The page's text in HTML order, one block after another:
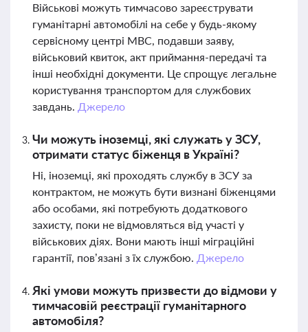
Військові можуть тимчасово зареєструвати
гуманітарні автомобілі на себе у будь-якому
сервісному центрі МВС, подавши заяву,
військовий квиток, акт приймання-передачі та
інші необхідні документи. Це спрощує легальне
користування транспортом для службових
завдань. Джерело
Чи можуть іноземці, які служать у ЗСУ,
отримати статус біженця в Україні?
Ні, іноземці, які проходять службу в ЗСУ за
контрактом, не можуть бути визнані біженцями
або особами, які потребують додаткового
захисту, поки не відмовляться від участі у
військових діях. Вони мають інші міграційні
гарантії, пов’язані з їх службою. Джерело
Які умови можуть призвести до відмови у
тимчасовій реєстрації гуманітарного
автомобіля?